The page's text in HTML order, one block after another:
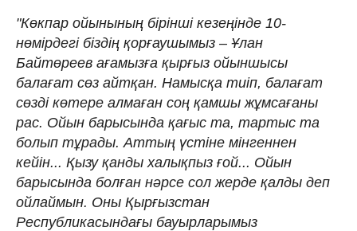
"Көкпар ойынының бірінші кезеңінде 10-
нөмірдегі біздің қорғаушымыз – Ұлан
Байтөреев ағамызға қырғыз ойыншысы
балағат сөз айтқан. Намысқа тиіп, балағат
сөзді көтере алмаған соң қамшы жұмсағаны
рас. Ойын барысында қағыс та, тартыс та
болып тұрады. Аттың үстіне мінгеннен
кейін... Қызу қанды халықпыз ғой... Ойын
барысында болған нәрсе сол жерде қалды деп
ойлаймын. Оны Қырғызстан
Республикасындағы бауырларымыз